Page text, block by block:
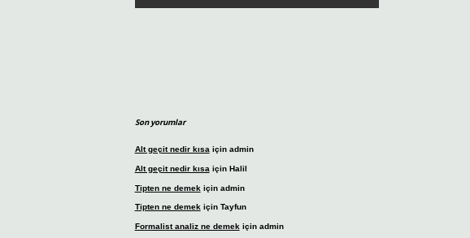
Son yorumlar
Alt geçit nedir kısaiçin admin
Alt geçit nedir kısa için Halil
Tipten ne demek için admin
Tipten ne demek için Tayfun
Formalist analiz ne demek için admin